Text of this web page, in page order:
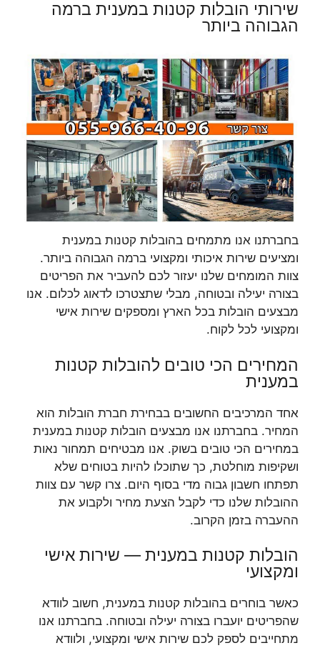
שירותי הובלות קטנות במענית ברמה
הגבוהה ביותר
בחברתנו אנו מתמחים בהובלות קטנות במענית
ומציעים שירות איכותי ומקצועי ברמה הגבוהה ביותר.
צוות המומחים שלנו יעזור לכם להעביר את הפריטים
בצורה יעילה ובטוחה, מבלי שתצטרכו לדאוג לכלום. אנו
מבצעים הובלות בכל הארץ ומספקים שירות אישי
ומקצועי לכל לקוח.
המחירים הכי טובים להובלות קטנות
במענית
אחד המרכיבים החשובים בבחירת חברת הובלות הוא
המחיר. בחברתנו אנו מבצעים הובלות קטנות במענית
במחירים הכי טובים בשוק. אנו מבטיחים תמחור נאות
ושקיפות מוחלטת, כך שתוכלו להיות בטוחים שלא
תפתחו חשבון גבוה מדי בסוף היום. צרו קשר עם צוות
ההובלות שלנו כדי לקבל הצעת מחיר ולקבוע את
ההעברה בזמן הקרוב.
הובלות קטנות במענית — שירות אישי
ומקצועי
כאשר בוחרים בהובלות קטנות במענית, חשוב לוודא
שהפריטים יועברו בצורה יעילה ובטוחה. בחברתנו אנו
מתחייבים לספק לכם שירות אישי ומקצועי, ולוודא